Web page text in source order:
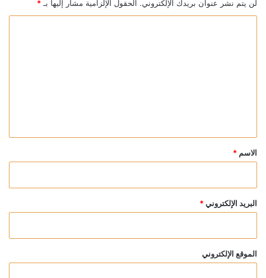
لن يتم نشر عنوان بريدك الإلكتروني. الحقول الإلزامية مشار إليها بـ *
*
الاسم *
البريد الإلكتروني *
الموقع الإلكتروني